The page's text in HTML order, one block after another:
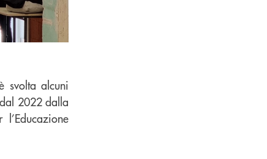
svolta alcuni
2022 dalla